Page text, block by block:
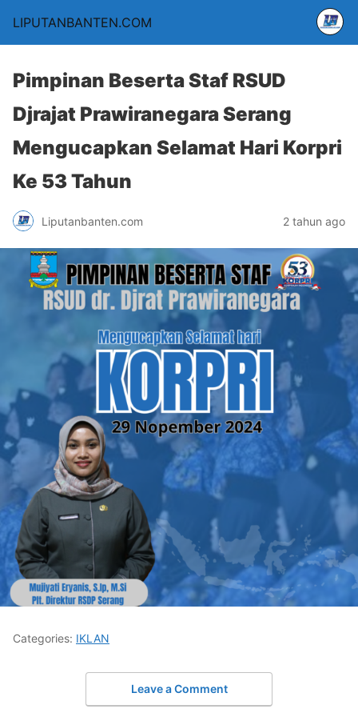
LIPUTANBANTEN.COM
Pimpinan Beserta Staf RSUD
Djrajat Prawiranegara Serang
Mengucapkan Selamat Hari Korpri
Ke 53 Tahun
Liputanbanten.com 2 tahun ago
Categories: IKLAN
Leave a Comment